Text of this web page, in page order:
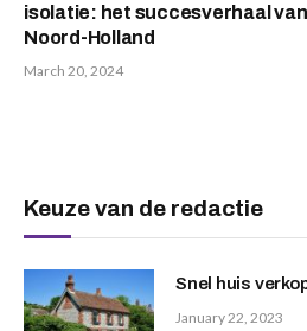
isolatie: het succesverhaal
Noord-Holland
March 20, 2024
Keuze van de redactie
Snel huis
January 22, 2023